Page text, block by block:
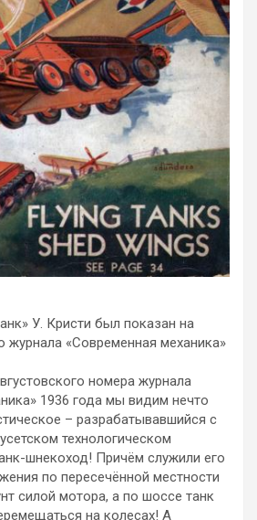
У. Кристи был показан на
«Современная механика»
номера журнала
1936 года мы видим нечто
– разрабатывавшийся с
технологическом
шнекоход! Причём служили его
по пересечённой местности
силой мотора, а по шоссе танк
на колесах! А